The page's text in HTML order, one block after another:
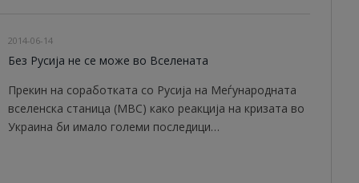
2014-06-14
Без Русија не се може во Вселената
Прекин на соработката со Русија на Меѓународната
вселенска станица (МВС) како реакција на кризата во
Украина би имало големи последици…